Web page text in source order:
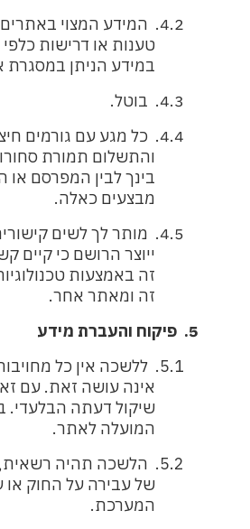
4.2.
המידע המצוי
טענות או דרישות כלפי
במידע הניתן במסגרת
4.3.
בוטל.
4.4. כל מגע עם גורמים
והתשלום תמורת סחורות
בינך לבין המפרסם או
מבצעים כאלה.
4.5.
מותר לך לשים
ייוצר הרושם כי קיים
זה באמצעות
זה ומאתר אחר.
5.
פיקוח והעברת מידע
5.1.
ללשכה אין כל
אינה עושה זאת. עם זאת,
שיקול דעתה הבלעדי.
המועלה לאתר.
5.2.
הלשכה תהיה
של עבירה על החוק או על
המערכת.